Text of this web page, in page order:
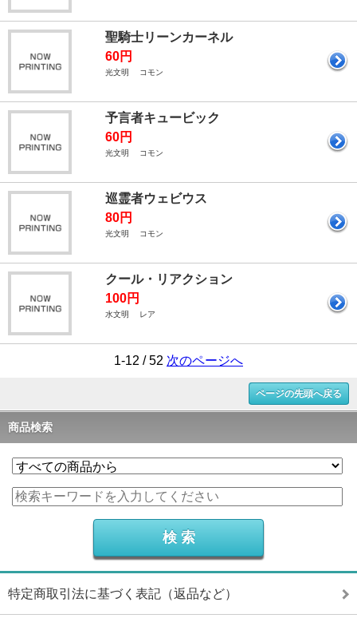
聖騎士リーンカーネル
60円
光文明 コモン
予言者キュービック
60円
光文明 コモン
巡霊者ウェビウス
80円
光文明 コモン
クール・リアクション
100円
水文明 レア
1-12 / 52 次のページへ
ページの先頭へ戻る
商品検索
特定商取引法に基づく表記（返品など）